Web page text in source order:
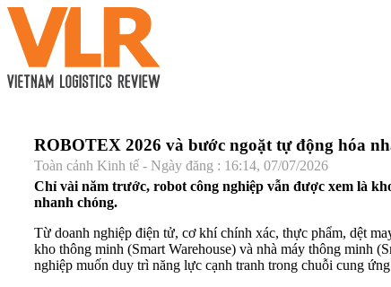
ROBOTEX 2026 và bước ngoặt tự động hóa
Toàn cảnh Kinh tế - Ngày đăng : 16:14, 07/07/2026
Chỉ vài năm trước, robot công nghiệp vẫn được xem là
nhanh chóng.
Từ doanh nghiệp điện tử, cơ khí chính xác, thực phẩm, dệt
kho thông minh (Smart Warehouse) và nhà máy thông minh
nghiệp muốn duy trì năng lực cạnh tranh trong chuỗi cung ứng